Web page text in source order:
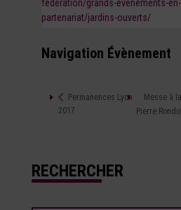
federation/grands-evenements-en-
partenariat/jardins-ouverts/
Navigation Évènement
Permanences Lyon
2017
Messe à
Pierre
RECHERCHER